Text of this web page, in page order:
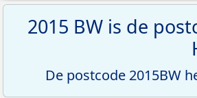
2015 BW is de
De postcode 2015BW